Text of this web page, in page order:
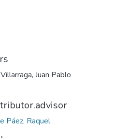
Juan Pablo
Páez, Raquel